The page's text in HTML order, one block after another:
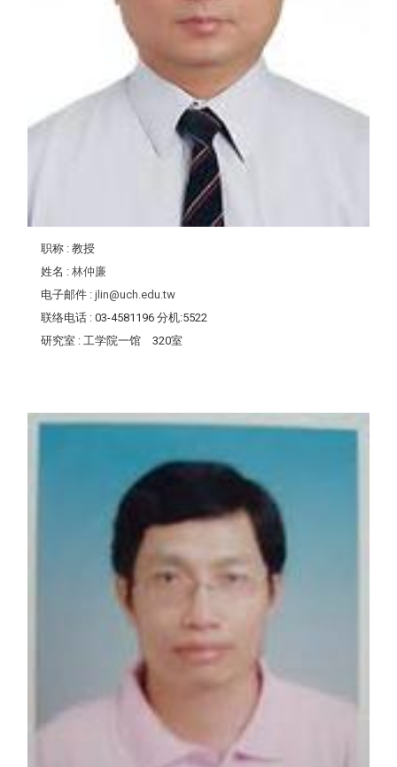
职称 : 教授
姓名 : 林仲廉
电子邮件 : jlin@uch.edu.tw
联络电话 : 03-4581196 分机:5522
研究室 : 工学院一馆 320室